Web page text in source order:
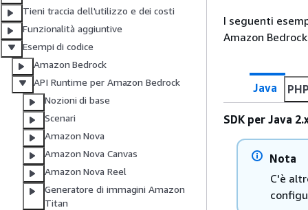
Tieni traccia dell'utilizzo e dei costi
Funzionalità aggiuntive
Esempi di codice
Amazon Bedrock
API Runtime per Amazon Bedrock
Nozioni di base
Scenari
Amazon Nova
Amazon Nova Canvas
Amazon Nova Reel
Generatore di immagini Amazon
Titan
I seguenti
Amazon
Java PHP
SDK per Java
Nota
C'è